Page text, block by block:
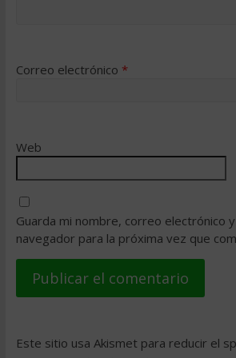
Correo electrónico *
Web
Guarda mi nombre, correo electrónico
navegador para la próxima vez que
Este sitio usa Akismet para reducir el